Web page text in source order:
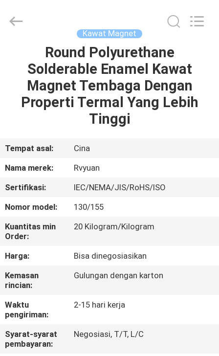
RUMAH
PRODUK
TENTANG
KITA
WISATA
PABRIK
KONTROL
KUALITAS
HUBUNGI
KAMI
BERITA
Material
Co,.Ltd.
Kawat Magnet
Round Polyurethane
Solderable Enamel Kawat
Magnet Tembaga Dengan
Properti Termal Yang Lebih
Tinggi
Tempat asal:
Cina
Nama merek:
Rvyuan
Sertifikasi:
IEC/NEMA/JIS/RoHS/ISO
Nomor model:
130/155
Kuantitas min
Order:
20 Kilogram/Kilogram
Harga:
Bisa dinegosiasikan
Kemasan
rincian:
Gulungan dengan karton
Waktu
pengiriman:
2-15 hari kerja
Syarat-syarat
pembayaran:
Negosiasi, T/T, L/C